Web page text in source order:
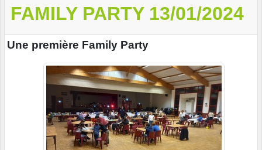
FAMILY PARTY 13/01/2024
Une première Family Party